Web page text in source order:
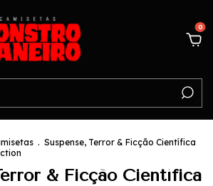
0
. Suspense, Terror & Ficção Científica
& Ficção Científica